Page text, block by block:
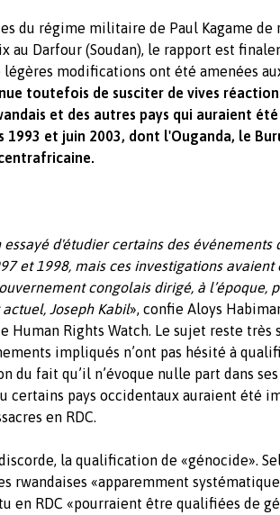
du régime militaire de Paul Kagame de
au Darfour (Soudan), le rapport est
légères modifications ont été amenées
toutefois de susciter de vives
et des autres pays qui auraient
1993 et juin 2003, dont l'Ouganda, le
essayé d'étudier certains des
et 1998, mais ces investigations avaient
congolais dirigé, à l’époque,
Joseph Kabil», confie Aloys
Human Rights Watch. Le sujet reste très
impliqués n’ont pas hésité à
du fait qu’il n’évoque nulle part dans
certains pays occidentaux auraient été
en RDC.
la qualification de «génocide».
rwandaises «apparemment
en RDC «pourraient être qualifiées de